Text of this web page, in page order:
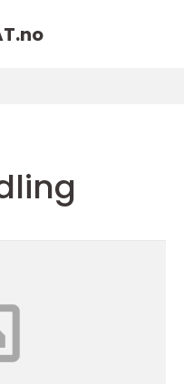
no